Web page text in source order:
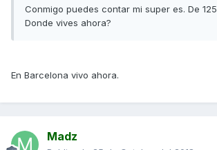
Conmigo puedes contar mi super es. De 125
Donde vives ahora?
En Barcelona vivo ahora.
Madz